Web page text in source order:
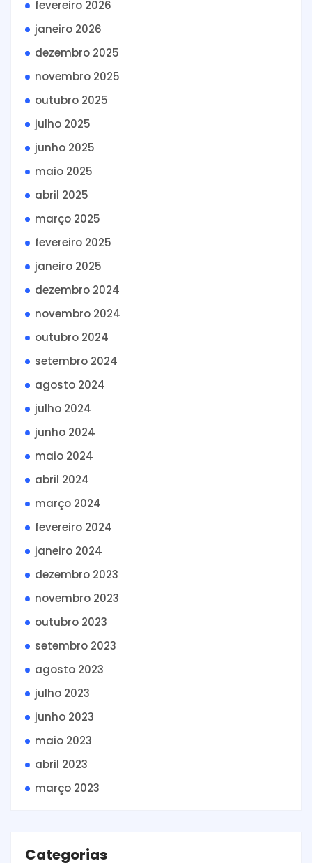
fevereiro 2026
janeiro 2026
dezembro 2025
novembro 2025
outubro 2025
julho 2025
junho 2025
maio 2025
abril 2025
março 2025
fevereiro 2025
janeiro 2025
dezembro 2024
novembro 2024
outubro 2024
setembro 2024
agosto 2024
julho 2024
junho 2024
maio 2024
abril 2024
março 2024
fevereiro 2024
janeiro 2024
dezembro 2023
novembro 2023
outubro 2023
setembro 2023
agosto 2023
julho 2023
junho 2023
maio 2023
abril 2023
março 2023
Categorias